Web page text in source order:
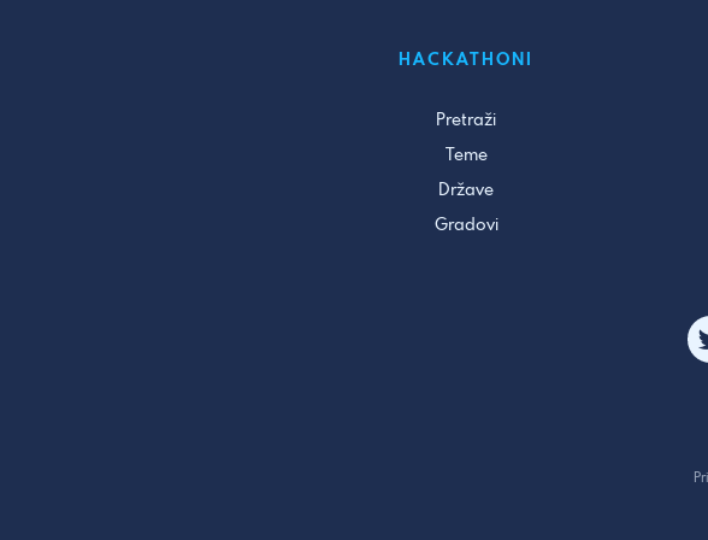
HACKATHONI
Pretraži
Teme
Države
Gradovi